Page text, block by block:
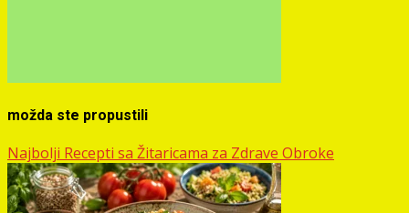
možda ste propustili
Najbolji Recepti sa Žitaricama za Zdrave Obroke